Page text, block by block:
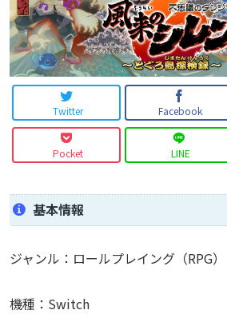
Twitter Facebook
Pocket LINE
基本情報
ジャンル：ロールプレイング（RPG）
機種：Switch